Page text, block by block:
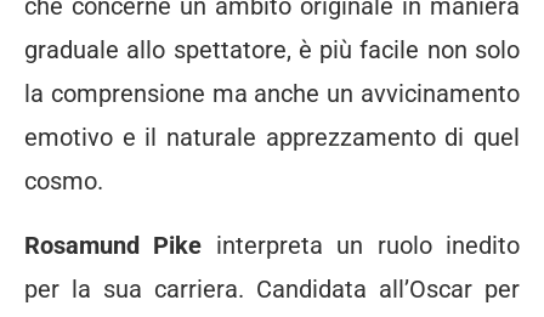
che concerne un ambito originale in maniera
graduale allo spettatore, è più facile non solo
la comprensione ma anche un avvicinamento
emotivo e il naturale apprezzamento di quel
cosmo.
Rosamund Pike interpreta un ruolo inedito
per la sua carriera. Candidata all’Oscar per